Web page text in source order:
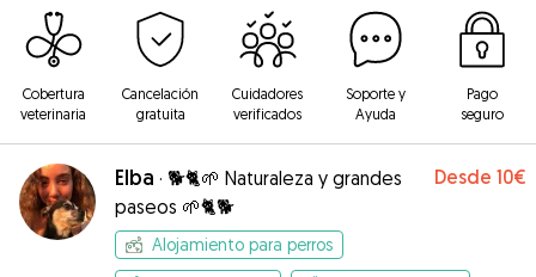
Cobertura
veterinaria
Cancelación
gratuita
Cuidadores
verificados
Soporte y
Ayuda
Pago
seguro
Elba · 🐕🐈🌱 Naturaleza y grandes
paseos 🌱🐈🐕
Desde 10€
Alojamiento para perros